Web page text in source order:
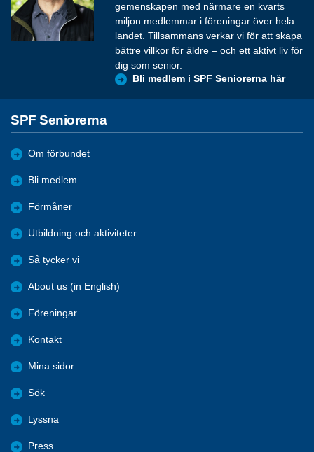
gemenskapen med närmare en kvarts
miljon medlemmar i föreningar över hela
landet. Tillsammans verkar vi för att skapa
bättre villkor för äldre – och ett aktivt liv för
dig som senior.
Bli medlem i SPF Seniorerna här
SPF Seniorerna
Om förbundet
Bli medlem
Förmåner
Utbildning och aktiviteter
Så tycker vi
About us (in English)
Föreningar
Kontakt
Mina sidor
Sök
Lyssna
Press